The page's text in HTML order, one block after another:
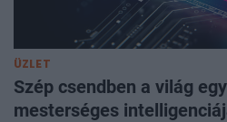
ÜZLET
Szép csendben a világ
mesterséges